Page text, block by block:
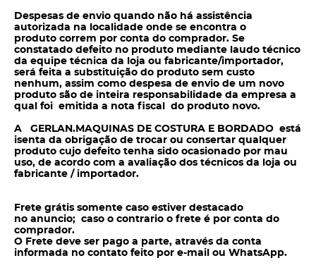
Despesas de envio quando não há assistência
autorizada na localidade onde se encontra o
produto correm por conta do comprador. Se
constatado defeito no produto mediante laudo técnico
da equipe técnica da loja ou fabricante/importador,
será feita a substituição do produto sem custo
nenhum, assim como despesa de envio de um novo
produto são de inteira responsabilidade da empresa a
qual foi emitida a nota fiscal do produto novo.
A GERLAN.MAQUINAS DE COSTURA E BORDADO está
isenta da obrigação de trocar ou consertar qualquer
produto cujo defeito tenha sido ocasionado por mau
uso, de acordo com a avaliação dos técnicos da loja ou
fabricante / importador.
Frete grátis somente caso estiver destacado
no anuncio; caso o contrario o frete é por conta do
comprador.
O Frete deve ser pago a parte, através da conta
informada no contato feito por e-mail ou WhatsApp.